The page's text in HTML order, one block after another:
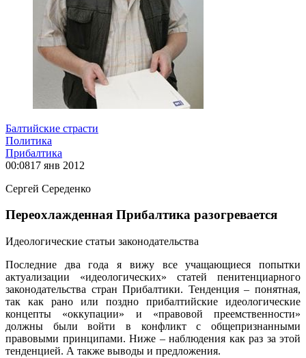
Балтийские страсти
Политика
Прибалтика
00:0817 янв 2012
Сергей Середенко
Переохлажденная Прибалтика разогревается
Идеологические статьи законодательства
Последние два года я вижу все учащающиеся попытки
актуализации «идеологических» статей пенитенциарного
законодательства стран Прибалтики. Тенденция – понятная,
так как рано или поздно прибалтийские идеологические
концепты «оккупации» и «правовой преемственности»
должны были войти в конфликт с общепризнанными
правовыми принципами. Ниже – наблюдения как раз за этой
тенденцией. А также выводы и предложения.